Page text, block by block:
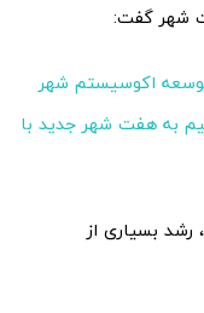
شهر گفت:
اکوسیستم شهر
به هفت شهر جدید با
رشد بسیاری از